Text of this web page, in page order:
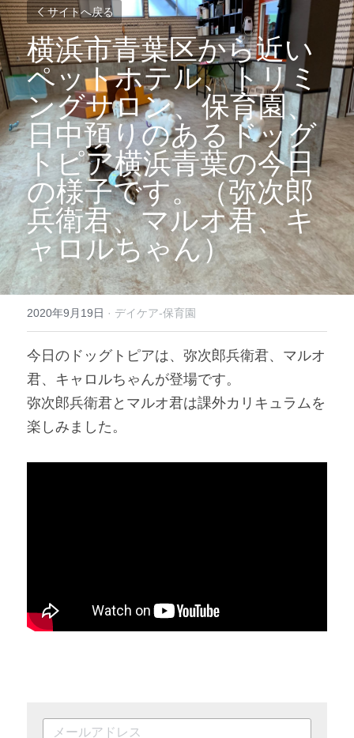
サイトへ戻る
横浜市青葉区から近い
ペットホテル、トリミ
ングサロン、保育園、
日中預りのあるドッグ
トピア横浜青葉の今日
の様子です。（弥次郎
兵衛君、マルオ君、キ
ャロルちゃん）
2020年9月19日 · デイケア-保育園
今日のドッグトピアは、弥次郎兵衛君、マルオ
君、キャロルちゃんが登場です。
弥次郎兵衛君とマルオ君は課外カリキュラムを
楽しみました。